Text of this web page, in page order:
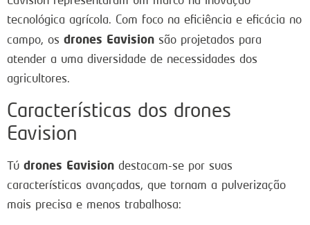
tecnológica agrícola. Com foco na eficiência e eficácia no
campo, os drones Eavision são projetados para
atender a uma diversidade de necessidades dos
agricultores.
Características dos drones
Eavision
Tú drones Eavision destacam-se por suas
características avançadas, que tornam a pulverização
mais precisa e menos trabalhosa: